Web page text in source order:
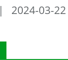
2024-03-22